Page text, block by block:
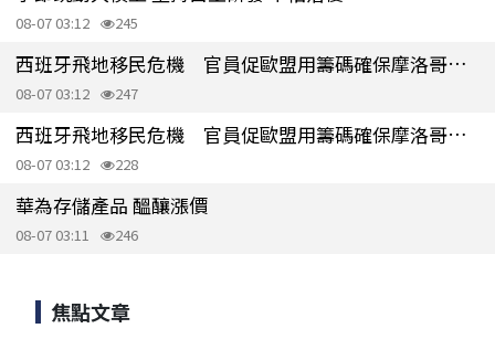
08-07 03:12 245
西班牙飛地移民危機 官員促歐盟用籌碼確保摩洛哥配合
08-07 03:12 247
西班牙飛地移民危機 官員促歐盟用籌碼確保摩洛哥配合
08-07 03:12 228
華為存儲產品 醞釀漲價
08-07 03:11 246
焦點文章